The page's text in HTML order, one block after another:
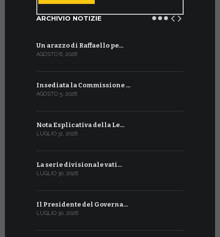
ARCHIVIO NOTIZIE
Un arazzo di Raffaello pe…
AGOSTO 6, 2026
Insediata la Commissione …
AGOSTO 5, 2026
Nota Esplicativa della Le…
LUGLIO 31, 2026
La serie divisionale vati…
LUGLIO 30, 2026
Il Presidente del Governa…
LUGLIO 30, 2026